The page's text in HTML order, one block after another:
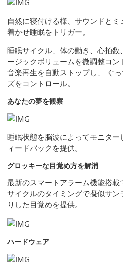
自然に寝付ける様、サウンドと
着かせ睡眠をトリガー。
睡眠サイクル、体の動き、心拍数
ージックボリュームを微調整コン
音楽再生を自動ストップし、 ぐ
ズをコントロール。
あなたの夢を観察
睡眠状態を脳波によってモニター
ィードバックを提供。
グロッキーな目覚め方を解消
最新のスマートアラーム機能搭
サイクルのタイミングで擬似サン
りした目覚めを提供。
ハードウェア